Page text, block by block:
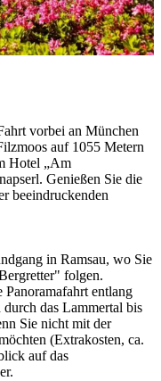
vorbei an München
auf 1055 Metern
Hotel „Am
Genießen Sie die
beeindruckenden
in Ramsau, wo Sie
folgen.
Panoramafahrt entlang
durch das Lammertal bis
Sie nicht mit der
(Extrakosten, ca.
auf das